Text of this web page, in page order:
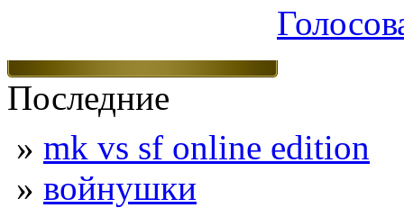
Последние
» mk vs sf online edition
» войнушки